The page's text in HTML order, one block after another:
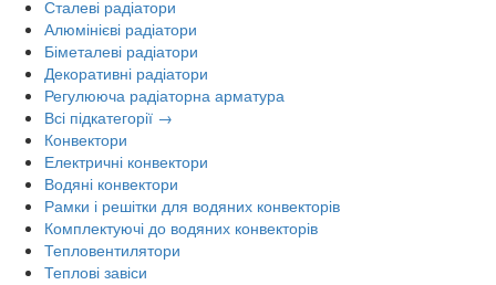
Сталеві радіатори
Алюмінієві радіатори
Біметалеві радіатори
Декоративні радіатори
Регулююча радіаторна арматура
Всі підкатегорії →
Конвектори
Електричні конвектори
Водяні конвектори
Рамки і решітки для водяних конвекторів
Комплектуючі до водяних конвекторів
Тепловентилятори
Теплові завіси